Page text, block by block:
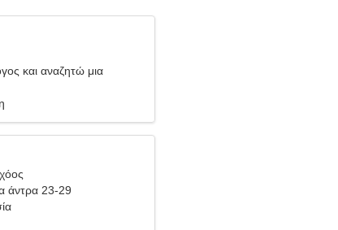
και αναζητώ μια
άντρα 23-29